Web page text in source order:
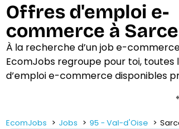
Offres d'emploi e-
commerce à
À la recherche d’un job e-
EcomJobs regroupe pour toi, toutes
d’emploi e-commerce disponibles
EcomJobs Jobs 95 - Val-d'Oise